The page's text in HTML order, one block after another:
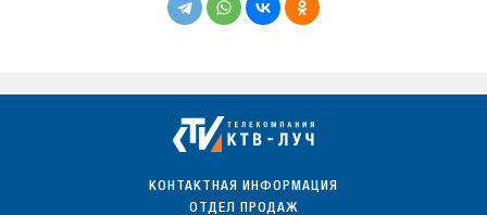
КОНТАКТНАЯ ИНФОРМАЦИЯ
ОТДЕЛ ПРОДАЖ